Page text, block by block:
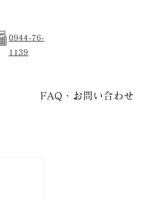
0944-76-
1139
FAQ・お問い合わせ